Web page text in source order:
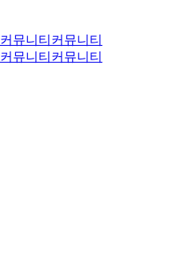
커뮤니티 커뮤니티
커뮤니티 커뮤니티